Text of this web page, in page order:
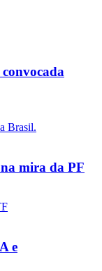
convocada
mira da PF
e